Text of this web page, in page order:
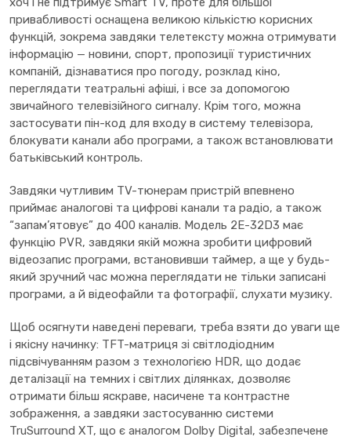
привабливості оснащена великою кількістю корисних
функцій, зокрема завдяки телетексту можна отримувати
інформацію — новини, спорт, пропозиції туристичних
компаній, дізнаватися про погоду, розклад кіно,
переглядати театральні афіші, і все за допомогою
звичайного телевізійного сигналу. Крім того, можна
застосувати пін-код для входу в систему телевізора,
блокувати канали або програми, а також встановлювати
батьківський контроль.
Завдяки чутливим TV-тюнерам пристрій впевнено
приймає аналогові та цифрові канали та радіо, а також
“запам’ятовує” до 400 каналів. Модель 2E-32D3 має
функцію PVR, завдяки якій можна зробити цифровий
відеозапис програми, встановивши таймер, а ще у будь-
який зручний час можна переглядати не тільки записані
програми, а й відеофайли та фотографії, слухати музику.
Щоб осягнути наведені переваги, треба взяти до уваги ще
і якісну начинку: TFT-матриця зі світлодіодним
підсвічуванням разом з технологією HDR, що додає
деталізації на темних і світлих ділянках, дозволяє
отримати більш яскраве, насичене та контрастне
зображення, а завдяки застосуванню системи
TruSurround XT, що є аналогом Dolby Digital, забезпечене